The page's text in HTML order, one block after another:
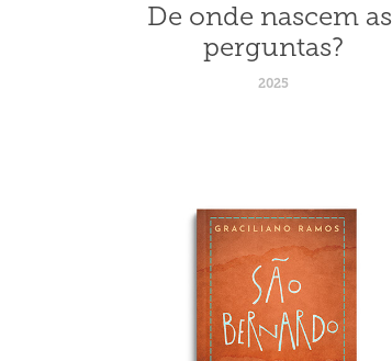
De onde nascem as
perguntas?
2025